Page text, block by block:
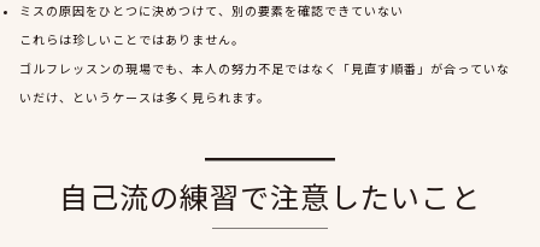
ミスの原因をひとつに決めつけて、別の要素を確認できていない
これらは珍しいことではありません。
ゴルフレッスンの現場でも、本人の努力不足ではなく「見直す順番」が合っていな
いだけ、というケースは多く見られます。
自己流の練習で注意したいこと